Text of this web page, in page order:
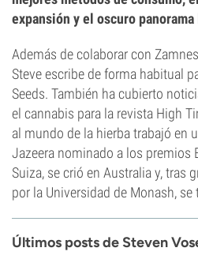
expansión y el oscuro
Además de colaborar con
Steve escribe de forma habitual
Seeds. También ha cubierto
el cannabis para la revista High
al mundo de la hierba trabajó en
Jazeera nominado a los premios
Suiza, se crió en Australia y, tras
por la Universidad de Monash, se
Últimos posts de Steven